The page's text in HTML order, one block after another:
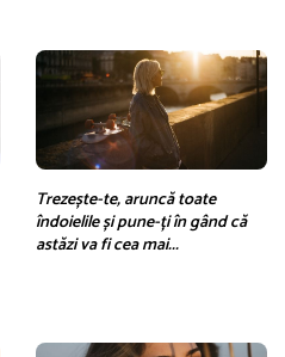
Trezește-te, aruncă toate
îndoielile și pune-ți în gând că
astăzi va fi cea mai...